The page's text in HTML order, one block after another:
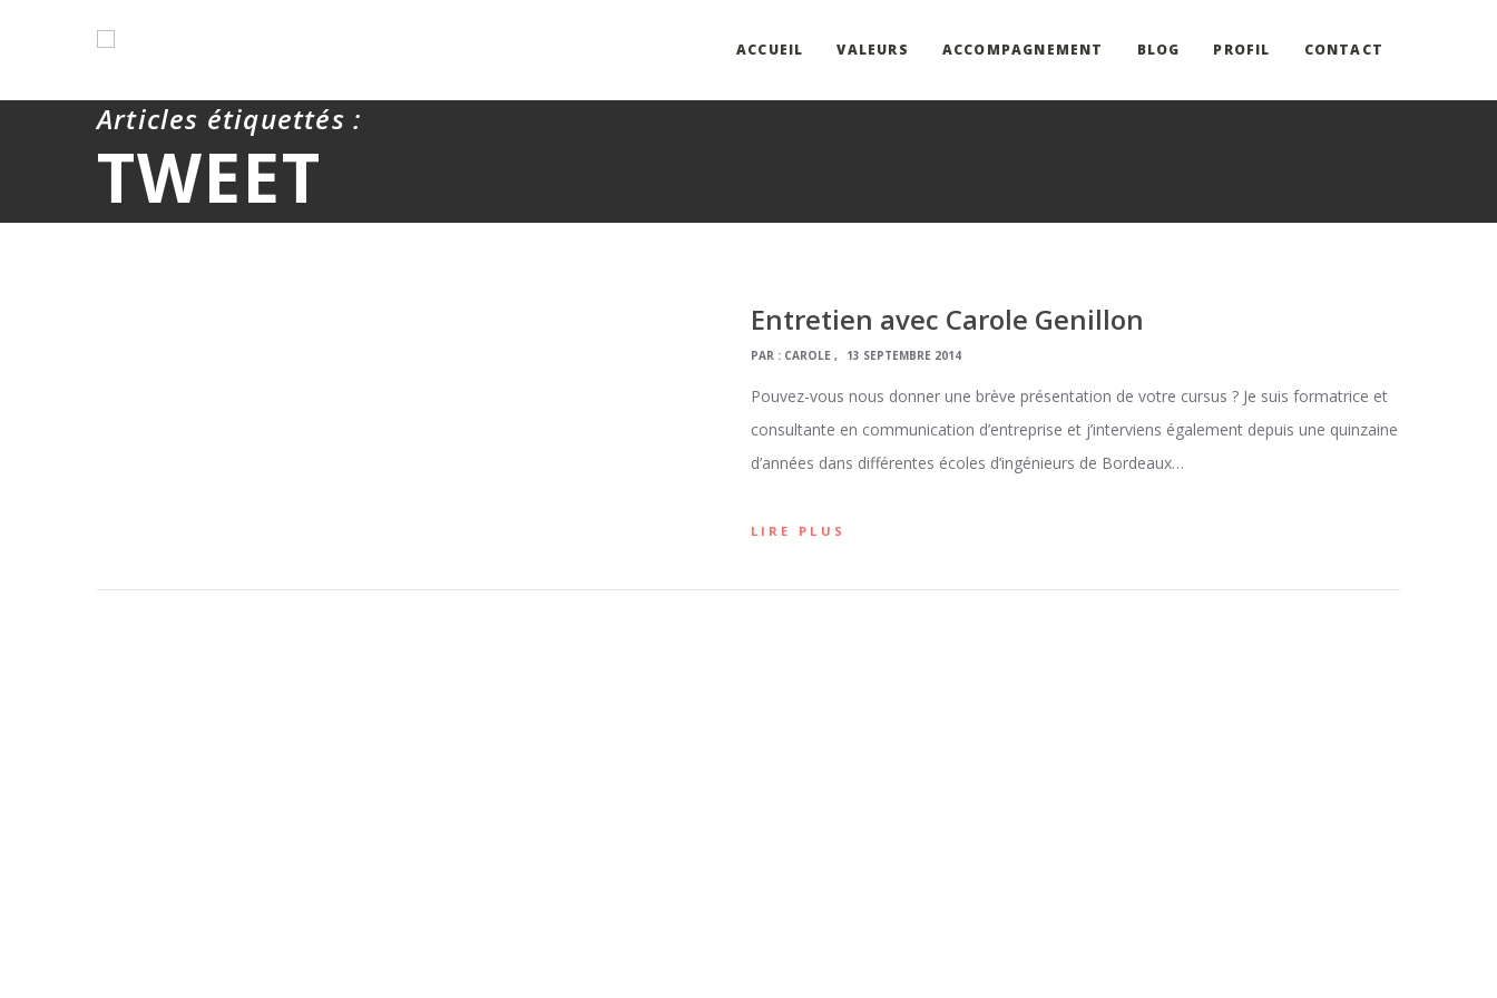
ACCUEIL VALEURS ACCOMPAGNEMENT BLOG PROFIL CONTACT
Articles étiquettés :
TWEET
Entretien avec Carole Genillon
PAR : CAROLE 13 SEPTEMBRE 2014
Pouvez-vous nous donner une brève présentation de votre cursus ? Je suis formatrice et
consultante en communication d’entreprise et j’interviens également depuis une quinzaine
d’années dans différentes écoles d’ingénieurs de Bordeaux…
LIRE PLUS